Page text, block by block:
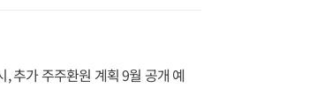
추가 주주환원 계획 9월 공개 예